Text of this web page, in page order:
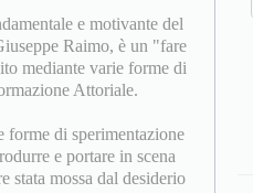
e motivante del
Raimo, è un "fare
mediante varie forme di
Attoriale.
forme di sperimentazione
e portare in scena
stata mossa dal desiderio